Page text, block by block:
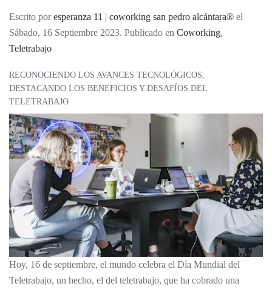
Escrito poresperanza 11 | coworking san pedro alcántara® el
Sábado, 16 Septiembre 2023. Publicado en Coworking,
Teletrabajo
RECONOCIENDO LOS AVANCES TECNOLÓGICOS,
DESTACANDO LOS BENEFICIOS Y DESAFÍOS DEL
TELETRABAJO
Hoy, 16 de septiembre, el mundo celebra el Día Mundial del
Teletrabajo, un hecho, el del teletrabajo, que ha cobrado una